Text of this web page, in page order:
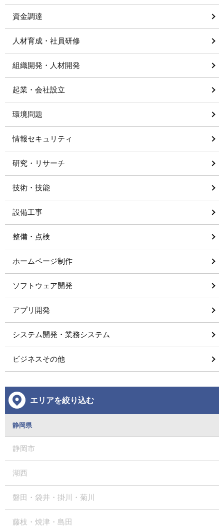
資金調達
人材育成・社員研修
組織開発・人材開発
起業・会社設立
環境問題
情報セキュリティ
研究・リサーチ
技術・技能
設備工事
整備・点検
ホームページ制作
ソフトウェア開発
アプリ開発
システム開発・業務システム
ビジネスその他
エリアを絞り込む
静岡県
静岡市
湖西
磐田・袋井・掛川・菊川
藤枝・焼津・島田